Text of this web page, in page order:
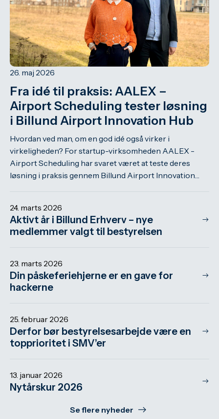
Se flere nyheder
Fra idé til praksis: AALEX –
Airport Scheduling tester løsning
i Billund Airport Innovation Hub
26. maj 2026
Hvordan ved man, om en god idé også virker i
virkeligheden? For startup-virksomheden AALEX -
Airport Scheduling har svaret været at teste deres
løsning i praksis gennem Billund Airport Innovation…
24. marts 2026
Aktivt år i Billund Erhverv – nye
medlemmer valgt til bestyrelsen
23. marts 2026
Din påskeferiehjerne er en gave for
hackerne
25. februar 2026
Derfor bør bestyrelsesarbejde være en
topprioritet i SMV’er
13. januar 2026
Nytårskur 2026